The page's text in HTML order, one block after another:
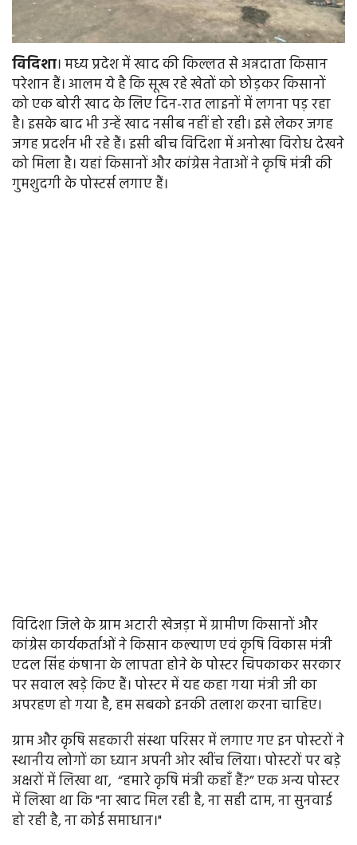
विदिशा। मध्य प्रदेश में खाद की किल्लत से अन्नदाता किसान
परेशान हैं। आलम ये है कि सूख रहे खेतों को छोड़कर किसानों
को एक बोरी खाद के लिए दिन-रात लाइनों में लगना पड़ रहा
है। इसके बाद भी उन्हें खाद नसीब नहीं हो रही। इसे लेकर जगह
जगह प्रदर्शन भी रहे हैं। इसी बीच विदिशा में अनोखा विरोध देखने
को मिला है। यहां किसानों और कांग्रेस नेताओं ने कृषि मंत्री की
गुमशुदगी के पोस्टर्स लगाए हैं।
विदिशा जिले के ग्राम अटारी खेजड़ा में ग्रामीण किसानों और
कांग्रेस कार्यकर्ताओं ने किसान कल्याण एवं कृषि विकास मंत्री
एदल सिंह कंषाना के लापता होने के पोस्टर चिपकाकर सरकार
पर सवाल खड़े किए हैं। पोस्टर में यह कहा गया मंत्री जी का
अपरहण हो गया है, हम सबको इनकी तलाश करना चाहिए।
ग्राम और कृषि सहकारी संस्था परिसर में लगाए गए इन पोस्टरों ने
स्थानीय लोगों का ध्यान अपनी ओर खींच लिया। पोस्टरों पर बड़े
अक्षरों में लिखा था, “हमारे कृषि मंत्री कहाँ हैं?” एक अन्य पोस्टर
में लिखा था कि "ना खाद मिल रही है, ना सही दाम, ना सुनवाई
हो रही है, ना कोई समाधान।"